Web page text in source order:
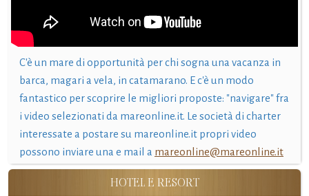
C'è un mare di opportunità per chi sogna una vacanza in
barca, magari a vela, in catamarano. E c'è un modo
fantastico per scoprire le migliori proposte: "navigare" fra
i video selezionati da mareonline.it. Le società di charter
interessate a postare su mareonline.it propri video
possono inviare una e mail a mareonline@mareonline.it
HOTEL E RESORT